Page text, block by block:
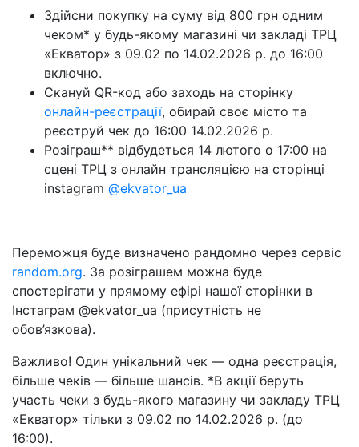
Здійсни покупку на суму від 800 грн одним
чеком* у будь-якому магазині чи закладі ТРЦ
«Екватор» з 09.02 по 14.02.2026 р. до 16:00
включно.
Скануй QR-код або заходь на сторінку
онлайн-реєстрації, обирай своє місто та
реєструй чек до 16:00 14.02.2026 р.
Розіграш** відбудеться 14 лютого о 17:00 на
сцені ТРЦ з онлайн трансляцією на сторінці
instagram @ekvator_ua
Переможця буде визначено рандомно через сервіс
random.org. За розіграшем можна буде
спостерігати у прямому ефірі нашої сторінки в
Інстаграм @ekvator_ua (присутність не
обов’язкова).
Важливо! Один унікальний чек — одна реєстрація,
більше чеків — більше шансів. *В акції беруть
участь чеки з будь-якого магазину чи закладу ТРЦ
«Екватор» тільки з 09.02 по 14.02.2026 р. (до
16:00).